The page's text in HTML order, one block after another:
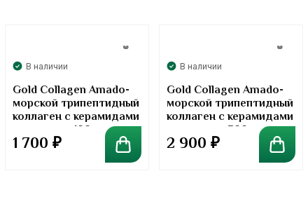
В наличии
Gold Collagen Amado-
морской трипептидный
коллаген с керамидами
в порошке. 100 грамм
1 700 ₽
В наличии
Gold Collagen Amado-
морской трипептидный
коллаген с керамидами
в порошке. 300 грамм
2 900 ₽